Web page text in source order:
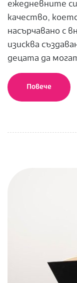
ежедневните
качество,
насърчавано с
изисква
децата да
Повече